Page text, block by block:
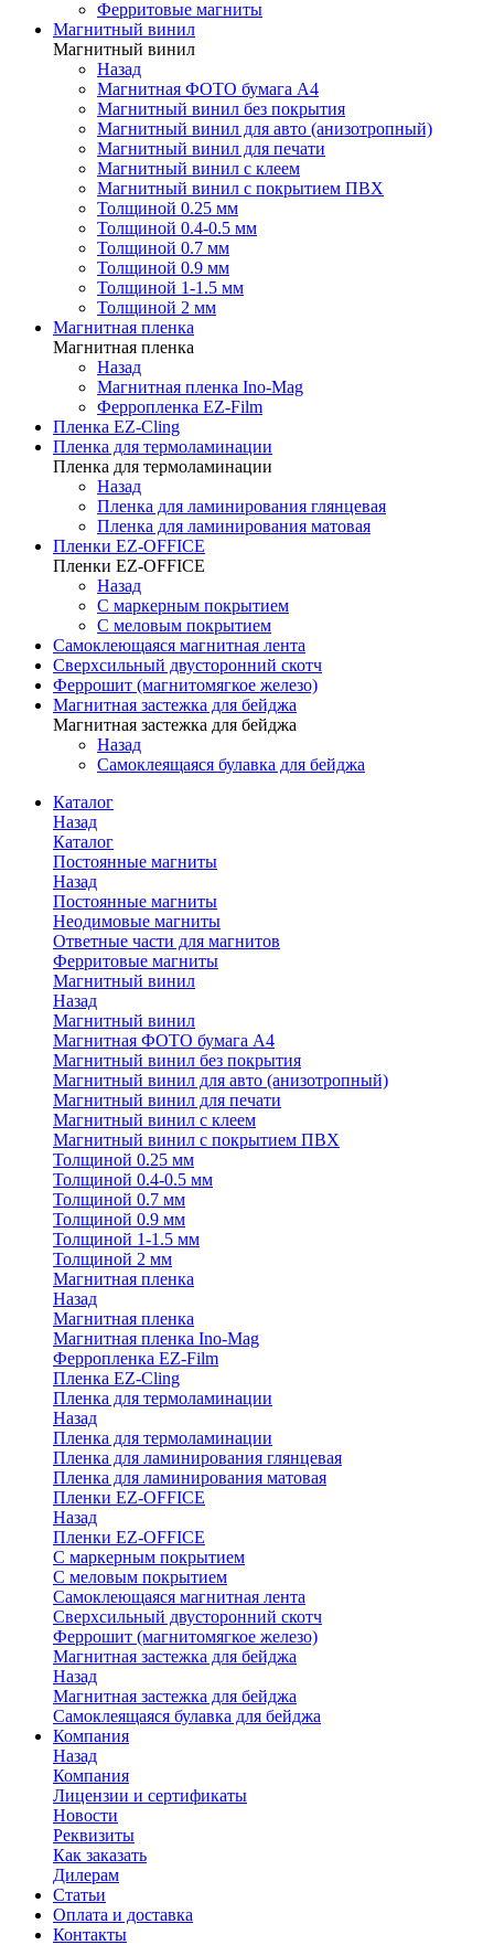
Ферритовые магниты
Магнитный винил
Магнитный винил
Назад
Магнитная ФОТО бумага А4
Магнитный винил без покрытия
Магнитный винил для авто (анизотропный)
Магнитный винил для печати
Магнитный винил с клеем
Магнитный винил с покрытием ПВХ
Толщиной 0.25 мм
Толщиной 0.4-0.5 мм
Толщиной 0.7 мм
Толщиной 0.9 мм
Толщиной 1-1.5 мм
Толщиной 2 мм
Магнитная пленка
Магнитная пленка
Назад
Магнитная пленка Ino-Mag
Ферропленка EZ-Film
Пленка EZ-Cling
Пленка для термоламинации
Пленка для термоламинации
Назад
Пленка для ламинирования глянцевая
Пленка для ламинирования матовая
Пленки EZ-OFFICE
Пленки EZ-OFFICE
Назад
С маркерным покрытием
С меловым покрытием
Самоклеющаяся магнитная лента
Сверхсильный двусторонний скотч
Феррошит (магнитомягкое железо)
Магнитная застежка для бейджа
Магнитная застежка для бейджа
Назад
Самоклеящаяся булавка для бейджа
Каталог
Назад
Каталог
Постоянные магниты
Назад
Постоянные магниты
Неодимовые магниты
Ответные части для магнитов
Ферритовые магниты
Магнитный винил
Назад
Магнитный винил
Магнитная ФОТО бумага А4
Магнитный винил без покрытия
Магнитный винил для авто (анизотропный)
Магнитный винил для печати
Магнитный винил с клеем
Магнитный винил с покрытием ПВХ
Толщиной 0.25 мм
Толщиной 0.4-0.5 мм
Толщиной 0.7 мм
Толщиной 0.9 мм
Толщиной 1-1.5 мм
Толщиной 2 мм
Магнитная пленка
Назад
Магнитная пленка
Магнитная пленка Ino-Mag
Ферропленка EZ-Film
Пленка EZ-Cling
Пленка для термоламинации
Назад
Пленка для термоламинации
Пленка для ламинирования глянцевая
Пленка для ламинирования матовая
Пленки EZ-OFFICE
Назад
Пленки EZ-OFFICE
С маркерным покрытием
С меловым покрытием
Самоклеющаяся магнитная лента
Сверхсильный двусторонний скотч
Феррошит (магнитомягкое железо)
Магнитная застежка для бейджа
Назад
Магнитная застежка для бейджа
Самоклеящаяся булавка для бейджа
Компания
Назад
Компания
Лицензии и сертификаты
Новости
Реквизиты
Как заказать
Дилерам
Статьи
Оплата и доставка
Контакты